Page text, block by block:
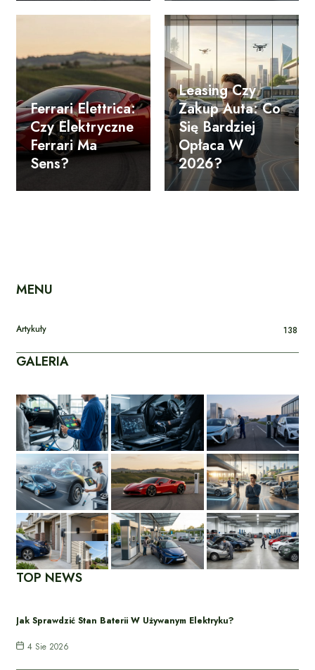
Ferrari Elettrica:
Czy Elektryczne
Ferrari Ma
Sens?
Leasing Czy
Zakup Auta: Co
Się Bardziej
Opłaca W
2026?
MENU
Artykuły 138
GALERIA
TOP NEWS
Jak Sprawdzić Stan Baterii W Używanym Elektryku?
4 Sie 2026